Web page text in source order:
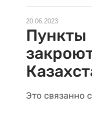
20.06.2023
Пункты
Это связанно